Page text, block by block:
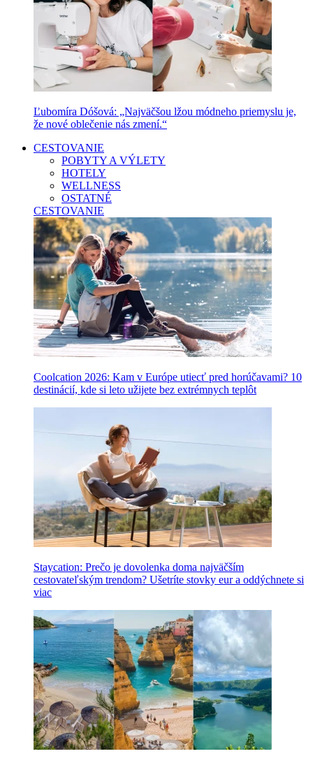
Ľubomíra Dóšová: „Najväčšou lžou módneho priemyslu je,
že nové oblečenie nás zmení.“
CESTOVANIE
POBYTY A VÝLETY
HOTELY
WELLNESS
OSTATNÉ
CESTOVANIE
Coolcation 2026: Kam v Európe utiecť pred horúčavami? 10
destinácií, kde si leto užijete bez extrémnych teplôt
Staycation: Prečo je dovolenka doma najväčším
cestovateľským trendom? Ušetríte stovky eur a oddýchnete si
viac